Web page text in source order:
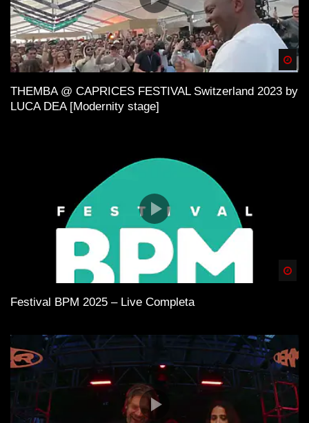
THEMBA @ CAPRICES FESTIVAL Switzerland 2023 by
LUCA DEA [Modernity stage]
Festival BPM 2025 – Live Completa